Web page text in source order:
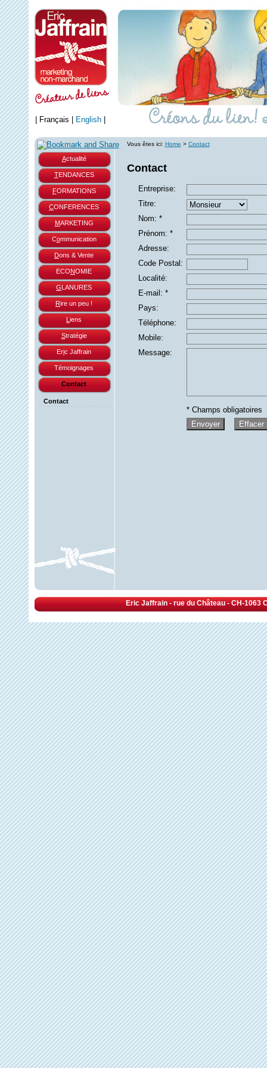
Actualité
TENDANCES
FORMATIONS
CONFERENCES
MARKETING
Communication
Dons & Vente
ECONOMIE
GLANURES
Rire un peu !
L iens
Stratégie
Eric Jaffrain
Témoignages
Contact
Contact
Vous êtes ici: Home > Contact
Contact
Entreprise:
Titre:
Nom: *
Prénom: *
Adresse:
Code Postal:
Localité:
E-mail: *
Pays:
Téléphone:
Mobile:
Message:
* Champs obligatoires
Envoyer
Effacer
Français English|
Eric Jaffrain - rue du Château - CH-1063